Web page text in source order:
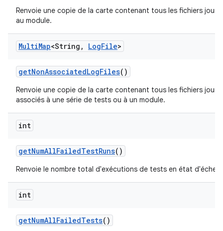
Renvoie une copie de la carte contenant tous les fichiers
au module.
MultiMap<String , LogFile>
getNonAssociatedLogFiles()
Renvoie une copie de la carte contenant tous les fichiers
associés à une série de tests ou à un module.
int
getNumAllFailedTestRuns()
Renvoie le nombre total d'exécutions de tests en état d'échec.
int
getNumAllFailedTests()